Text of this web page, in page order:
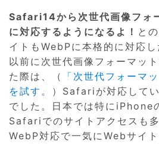
Safari14から次世代画像フォ
に対応するようになるよ！ と
イトもWebPに本格的に対応し
以前に次世代画像フォーマッ
た際は、（
「次世代フォーマ
を試す。 ）Safariが対応して
でした。日本では特にiPhone
Safariでのサイトアクセスも
WebP対応で一気にWebサイ